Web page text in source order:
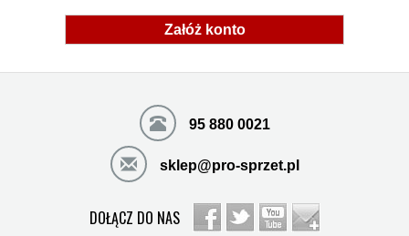
Załóż konto
95 880 0021
sklep@pro-sprzet.pl
DOŁĄCZ DO NAS